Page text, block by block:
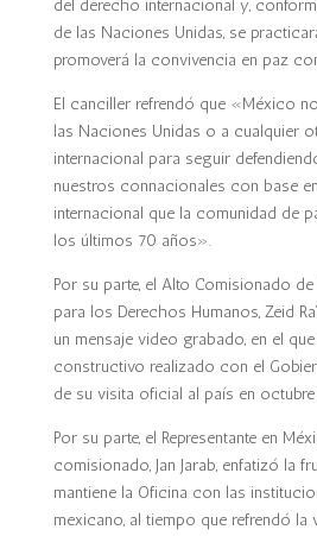
del derecho internacional y,
de las Naciones Unidas, se
promoverá la convivencia en paz
El canciller refrendó que «México
las Naciones Unidas o a cualquier
internacional para seguir
nuestros connacionales con base
internacional que la comunidad de
los últimos 70 años».
Por su parte, el Alto Comisionado
para los Derechos Humanos, Zeid
un mensaje video grabado, en el
constructivo realizado con el
de su visita oficial al país en octubre
Por su parte, el Representante en
comisionado, Jan Jarab, enfatizó la
mantiene la Oficina con las
mexicano, al tiempo que refrendó la